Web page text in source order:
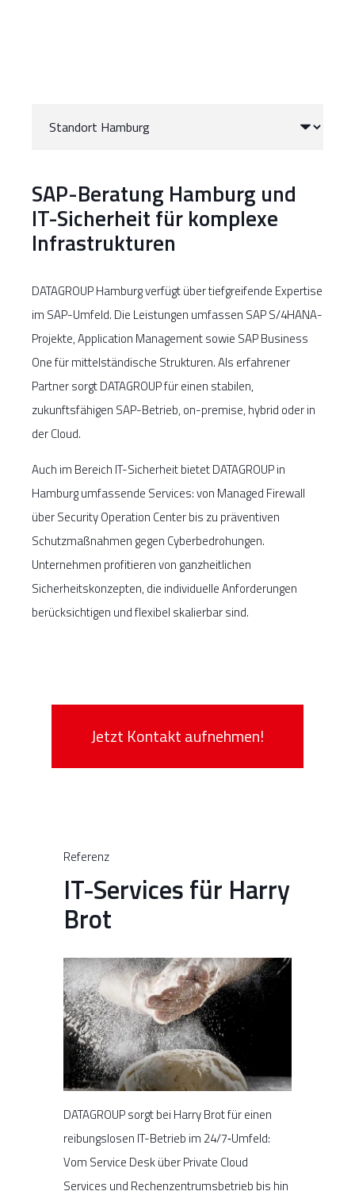
SAP-Beratung Hamburg und
IT-Sicherheit für komplexe
Infrastrukturen
DATAGROUP Hamburg verfügt über tiefgreifende Expertise
im SAP-Umfeld. Die Leistungen umfassen SAP S/4HANA-
Projekte, Application Management sowie SAP Business
One für mittelständische Strukturen. Als erfahrener
Partner sorgt DATAGROUP für einen stabilen,
zukunftsfähigen SAP-Betrieb, on-premise, hybrid oder in
der Cloud.
Auch im Bereich IT-Sicherheit bietet DATAGROUP in
Hamburg umfassende Services: von Managed Firewall
über Security Operation Center bis zu präventiven
Schutzmaßnahmen gegen Cyberbedrohungen.
Unternehmen profitieren von ganzheitlichen
Sicherheitskonzepten, die individuelle Anforderungen
berücksichtigen und flexibel skalierbar sind.
Jetzt Kontakt aufnehmen!
Referenz
IT-Services für Harry
Brot
DATAGROUP sorgt bei Harry Brot für einen
reibungslosen IT-Betrieb im 24/7‑Umfeld:
Vom Service Desk über Private Cloud
Services und Rechenzentrumsbetrieb bis hin